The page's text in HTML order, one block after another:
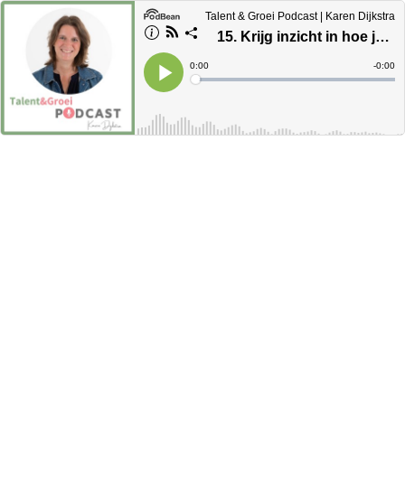
Talent & Groei Podcast | Karen Dijkstra
15. Krijg inzicht in hoe je kind denkt | Vaste vs Groei Mindset (stap 2)
Play
Current
Time
0:00
Loaded:
Time
-0:00